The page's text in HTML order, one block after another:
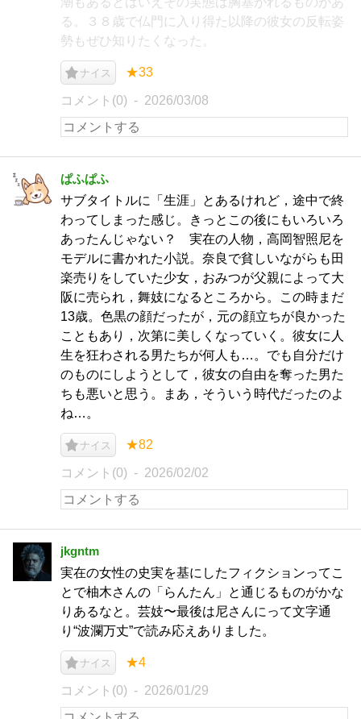
る。３８歳で仏門に入り得た以降の彼女の反転姿
勢もぜひ知りたくなった。
ナイス ★33
コメント(0) 2026/03/08
ぱふぱふ
サブタイトルに「生涯」とあるけれど，途中で終
わってしまった感じ。きっとこの後にもいろいろ
あったんじゃない？ 実在の人物，高岡智照尼を
モデルに書かれた小説。奈良で貧しいながらも田
楽売りをしていた少女，おみつが父親によって大
阪に売られ，舞妓になるところから。この時まだ
13歳。色黒の顔だったが，元の顔立ちが良かった
こともあり，次第に美しくなっていく。彼女に人
生を狂わされる男たちが何人も…。でも自分だけ
のものにしようとして，彼女の自由を奪った男た
ちも悪いと思う。まあ，そういう時代だったのよ
ね…。
ナイス ★82
コメント(0) 2026/02/02
jkgntm
実在の女性の史実を基にしたフィクションってこ
とで柚木さんの「らんたん」と通じるものがかな
りあるなと。芸妓〜最後は尼さんにって文字通
り“波瀾万丈”で読み応えありました。
ナイス ★4
コメント(0) 2026/01/29